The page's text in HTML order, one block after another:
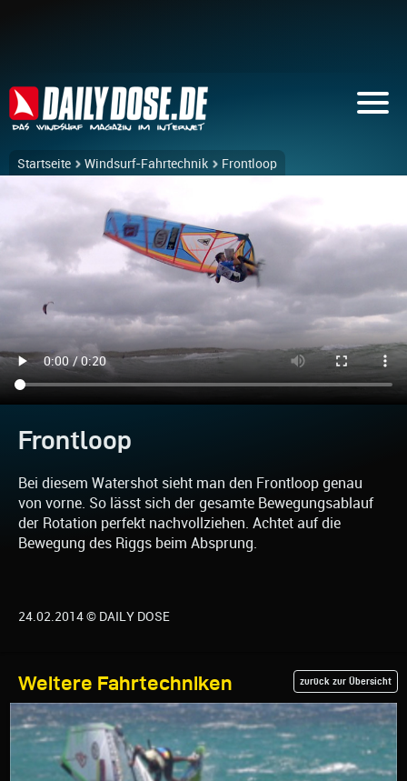
Startseite Windsurf-Fahrtechnik Frontloop
Frontloop
Bei diesem Watershot sieht man den Frontloop genau
von vorne. So lässt sich der gesamte Bewegungsablauf
der Rotation perfekt nachvollziehen. Achtet auf die
Bewegung des Riggs beim Absprung.
24.02.2014 © DAILY DOSE
Weitere Fahrtechniken zurück zur Übersicht